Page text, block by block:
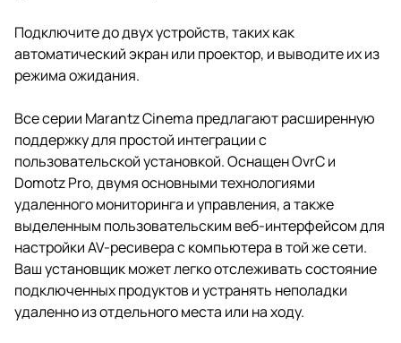
Подключите до двух устройств, таких как
автоматический экран или проектор, и выводите их из
режима ожидания.
Все серии Marantz Cinema предлагают расширенную
поддержку для простой интеграции с
пользовательской установкой. Оснащен OvrC и
Domotz Pro, двумя основными технологиями
удаленного мониторинга и управления, а также
выделенным пользовательским веб-интерфейсом для
настройки AV-ресивера с компьютера в той же сети.
Ваш установщик может легко отслеживать состояние
подключенных продуктов и устранять неполадки
удаленно из отдельного места или на ходу.